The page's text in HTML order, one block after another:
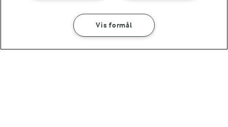
Bønnecassoulet med
medister
45 MIN
Grøntsagsgryde med
citrongræs
Vis formål